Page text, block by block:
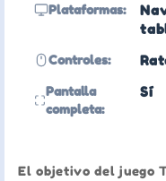
Plataformas:
Controles:
Pantalla
completa:
Sí
El objetivo del juego